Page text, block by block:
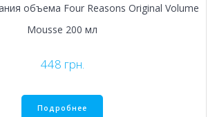
объема Four Reasons Original Volume
Mousse 200 мл
448 грн.
Подробнее